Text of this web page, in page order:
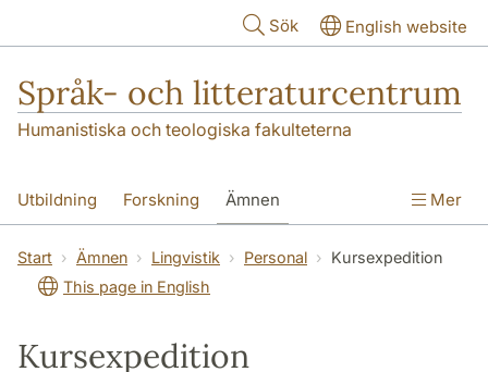
Sök English website
Språk- och litteraturcentrum
Humanistiska och teologiska fakulteterna
Utbildning Forskning Ämnen
SOL-husen Kontakt Institutionen
översättning till svenska
Mer
Start Ämnen Lingvistik Personal
Kursexpedition
This page in English
Kursexpedition